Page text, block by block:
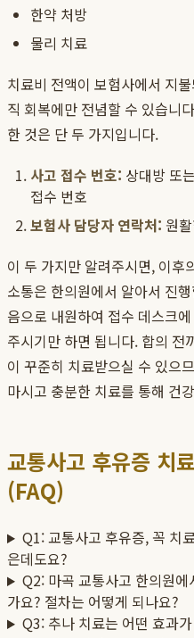
한약 처방
물리 치료
치료비 전액이 보험사에서 지
직 회복에만 전념할 수 있습니
한 것은 단 두 가지입니다.
사고 접수 번호: 상대방 또
접수 번호
보험사 담당자 연락처: 원
이 두 가지만 알려주시면, 이후
소통은 한의원에서 알아서 진
음으로 내원하여 접수 데스크
주시기만 하면 됩니다. 합의 전
이 꾸준히 치료받으실 수 있으
마시고 충분한 치료를 통해 건
교통사고 후유증 치
(FAQ)
Q1: 교통사고 후유증, 꼭 치
은데도요?
Q2: 마곡 교통사고 한의원
가요? 절차는 어떻게 되나요?
Q3: 추나 치료는 어떤 효과